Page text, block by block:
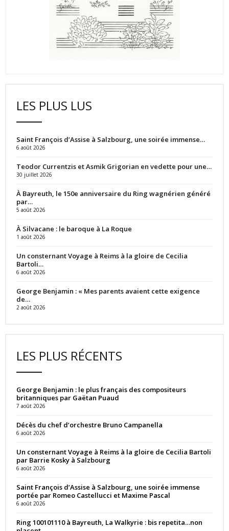
LES PLUS LUS
Saint François d’Assise à Salzbourg, une soirée immense…
6 août 2026
Teodor Currentzis et Asmik Grigorian en vedette pour une…
30 juillet 2026
À Bayreuth, le 150e anniversaire du Ring wagnérien généré
par…
5 août 2026
À Silvacane : le baroque à La Roque
1 août 2026
Un consternant Voyage à Reims à la gloire de Cecilia
Bartoli…
6 août 2026
George Benjamin : « Mes parents avaient cette exigence
de…
2 août 2026
LES PLUS RÉCENTS
George Benjamin : le plus français des compositeurs
britanniques par Gaëtan Puaud
7 août 2026
Décès du chef d’orchestre Bruno Campanella
6 août 2026
Un consternant Voyage à Reims à la gloire de Cecilia Bartoli
par Barrie Kosky à Salzbourg
6 août 2026
Saint François d’Assise à Salzbourg, une soirée immense
portée par Romeo Castellucci et Maxime Pascal
6 août 2026
Ring 100101110 à Bayreuth, La Walkyrie : bis repetita…non